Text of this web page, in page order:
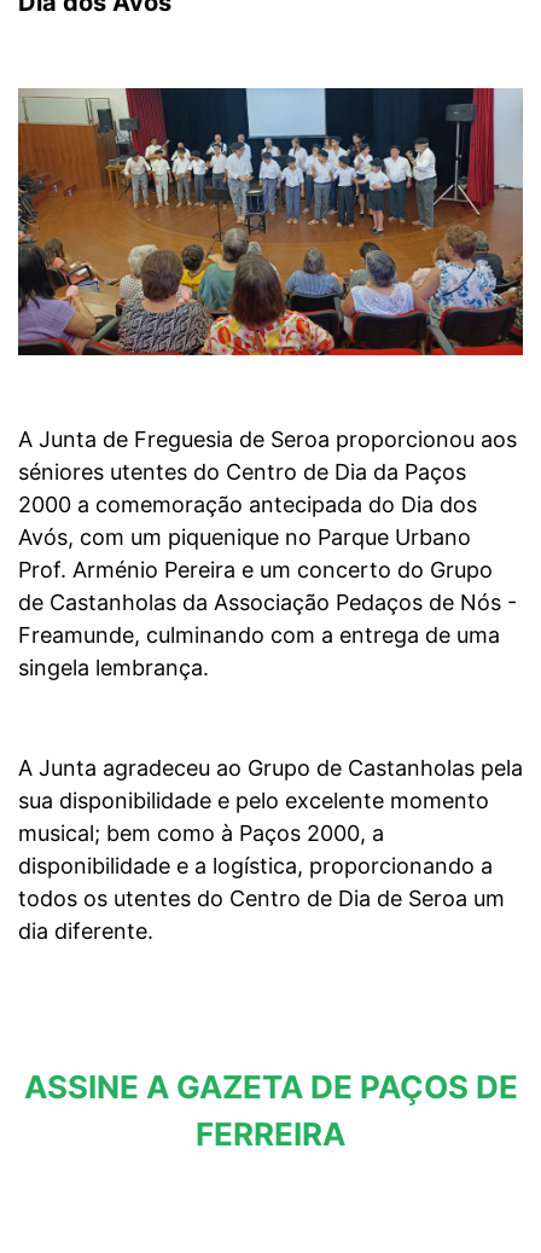
A Junta de Freguesia de Seroa proporcionou aos
séniores utentes do Centro de Dia da Paços
2000 a comemoração antecipada do Dia dos
Avós, com um piquenique no Parque Urbano
Prof. Arménio Pereira e um concerto do Grupo
de Castanholas da Associação Pedaços de Nós -
Freamunde, culminando com a entrega de uma
singela lembrança.
A Junta agradeceu ao Grupo de Castanholas pela
sua disponibilidade e pelo excelente momento
musical; bem como à Paços 2000, a
disponibilidade e a logística, proporcionando a
todos os utentes do Centro de Dia de Seroa um
dia diferente.
ASSINE A GAZETA DE PAÇOS DE
FERREIRA